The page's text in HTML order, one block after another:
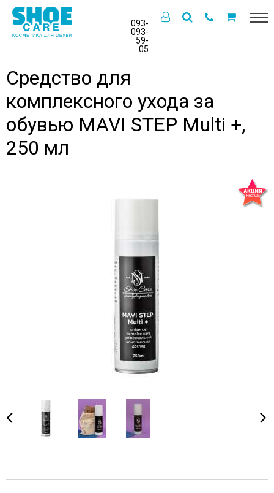
093-
093-
59-
05
Средство для
комплексного ухода за
обувью MAVI STEP Multi +,
250 мл